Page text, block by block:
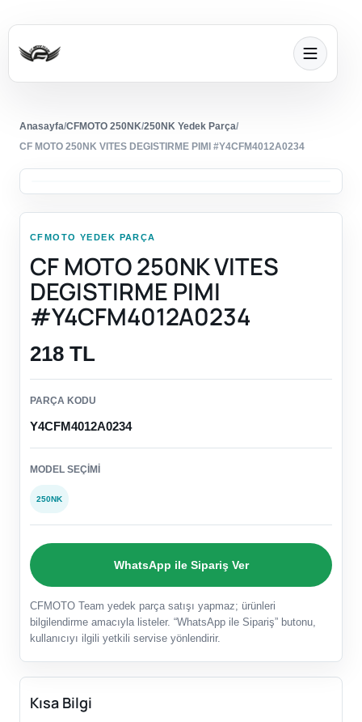
Anasayfa/CFMOTO 250NK/250NK Yedek Parça/
CF MOTO 250NK VITES DEGISTIRME PIMI #Y4CFM4012A0234
CFMOTO YEDEK PARÇA
CF MOTO 250NK VITES
DEGISTIRME PIMI
#Y4CFM4012A0234
218 TL
PARÇA KODU
Y4CFM4012A0234
MODEL SEÇIMI
250NK
WhatsApp ile Sipariş Ver
CFMOTO Team yedek parça satışı yapmaz; ürünleri
bilgilendirme amacıyla listeler. “WhatsApp ile Sipariş” butonu,
kullanıcıyı ilgili yetkili servise yönlendirir.
Kısa Bilgi